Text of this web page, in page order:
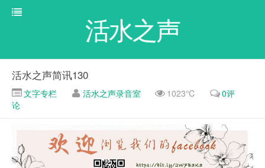
活水之声
活水之声简讯130
文字专栏 活水之声录音室 1023℃
0评
论